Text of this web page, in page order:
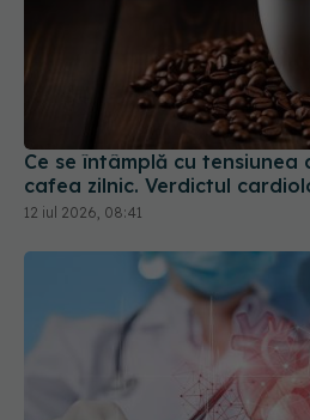
Ce se întâmplă cu
cafea zilnic. Verdictul
12 iul 2026, 08:41